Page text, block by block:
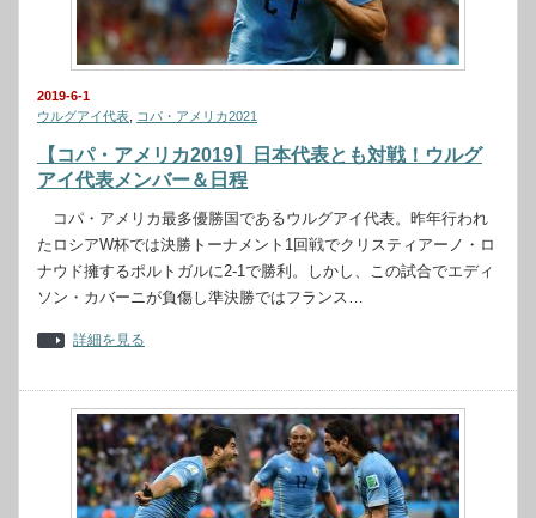
2019-6-1
ウルグアイ代表
コパ・アメリカ2021
【コパ・アメリカ2019】日本代表とも対戦！ウルグ
アイ代表メンバー＆日程
コパ・アメリカ最多優勝国であるウルグアイ代表。昨年行われ
たロシアW杯では決勝トーナメント1回戦でクリスティアーノ・ロ
ナウド擁するポルトガルに2-1で勝利。しかし、この試合でエディ
ソン・カバーニが負傷し準決勝ではフランス…
詳細を見る